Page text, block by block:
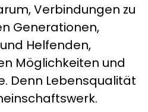
Verbindungen zu
Generationen,
Helfenden,
Möglichkeiten und
Denn Lebensqualität